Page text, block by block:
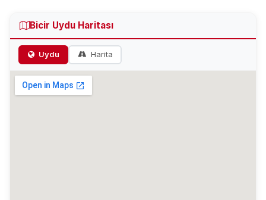
Bicir Uydu Haritası
Uydu Harita